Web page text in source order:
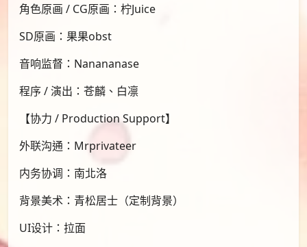
角色原画 / CG原画：柠Juice
SD原画：果果obst
音响监督：Nanananase
程序 / 演出：苍麟、白凛
【协力 / Production Support】
外联沟通：Mrprivateer
内务协调：南北洛
背景美术：青松居士（定制背景）
UI设计：拉面